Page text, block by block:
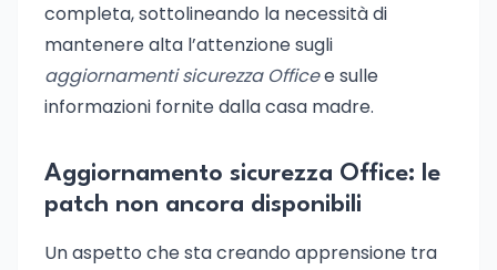
completa, sottolineando la necessità di
mantenere alta l’attenzione sugli
aggiornamenti sicurezza Officee sulle
informazioni fornite dalla casa madre.
Aggiornamento sicurezza Office: le
patch non ancora disponibili
Un aspetto che sta creando apprensione tra